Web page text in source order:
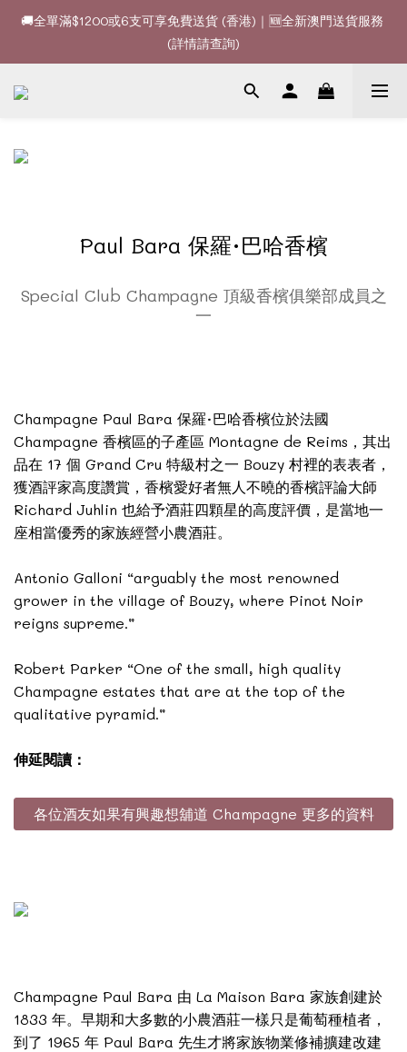
🚚全單滿$1200或6支可享免費送貨 (香港)｜🆕全新澳門送貨服務
(詳情請查詢)
🚚全單滿$1200或6支可享免費送貨 (香港)｜🆕全新澳門送貨服務
(詳情請查詢)
🍷酒款、優惠經常更新，請時刻追蹤我地😊｜🤵👰Wine Couple
🚚全單滿$1200或6支可享免費送貨 (香港)｜🆕全新澳門送貨服務
Paul Bara 保羅·巴哈香檳
Special Club Champagne 頂級香檳俱樂部成員之
一
Champagne Paul Bara 保羅·巴哈香檳位於法國
Champagne 香檳區的子產區 Montagne de Reims，其出
品在 17 個 Grand Cru 特級村之一 Bouzy 村裡的表表者，
獲酒評家高度讚賞，香檳愛好者無人不曉的香檳評論大師
Richard Juhlin 也給予酒莊四顆星的高度評價，是當地一
座相當優秀的家族經營小農酒莊。
Antonio Galloni “arguably the most renowned
grower in the village of Bouzy, where Pinot Noir
reigns supreme.”
Robert Parker “One of the small, high quality
Champagne estates that are at the top of the
qualitative pyramid.”
伸延閱讀：
各位酒友如果有興趣想舖道 Champagne 更多的資料
Champagne Paul Bara 由 La Maison Bara 家族創建於
1833 年。早期和大多數的小農酒莊一樣只是葡萄種植者，
到了 1965 年 Paul Bara 先生才將家族物業修補擴建改建